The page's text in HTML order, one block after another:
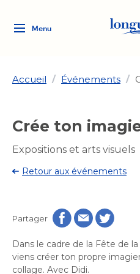
Menu
Ma ville, ma
Aménagement et
Aménagement et
Taxes
Loisirs et culture
Arts et culture
Bibliothèques
Développement social
Développement social
Déneigement
Eau
Eau
Transition
et mobilité
Activités
culturelles
Accueil / Événements /
Crée ton
Expositions et arts visuels
Retour aux événements
Partager
Dans le cadre de la Fête de
viens créer ton propre
collage. Avec Didi.